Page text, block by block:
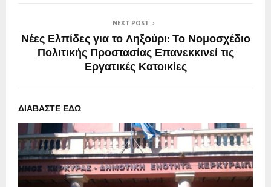
NEXT POST
Νέες Ελπίδες για το Ληξούρι: Το Νομοσχέδιο
Πολιτικής Προστασίας Επανεκκινεί τις
Εργατικές Κατοικίες
ΔΙΑΒΑΣΤΕ ΕΔΩ